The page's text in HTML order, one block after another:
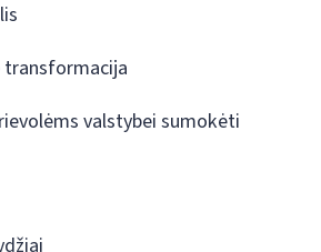
transformacija
valstybei sumokėti